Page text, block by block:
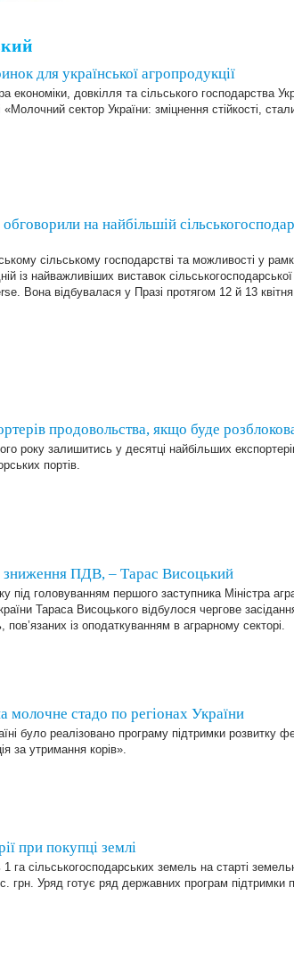
для української агропродукції
економіки, довкілля та сільського господарства
«Молочний сектор України: зміцнення стійкості,
на найбільшій
сільському господарстві та можливості у
із найважливіших виставок
Вона відбувалася у Празі протягом 12 й 13
продовольства, якщо буде
року залишитись у десятці найбільших
портів.
зниження ПДВ, – Тарас Висоцький
під головуванням першого заступника Міністра
Тараса Висоцького відбулося чергове
пов’язаних із оподаткуванням в аграрному секторі.
стадо по регіонах України
було реалізовано програму підтримки розвитку
за утримання корів».
при покупці землі
1 га сільськогосподарських земель на старті
грн. Уряд готує ряд державних програм підтримки